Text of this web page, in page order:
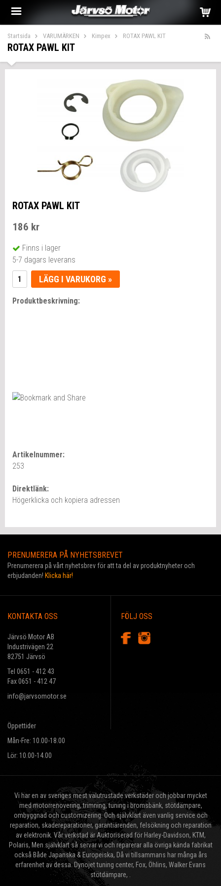
Startsida VARUMÄRKEN Kimpex ROTAX PAWL KIT
ROTAX PAWL KIT
ROTAX PAWL KIT
186 kr
Finns i lager
5-7 dagars leverans
LÄGG I VARUKORG »
Produktbeskrivning:
Artikelnummer:
253
Direktlänk:
Högerklicka och kopiera adressen
PRENUMERERA PÅ NYHETSBREVET
Prenumerera på vårt nyhetsbrev för att ta del av produktnyheter och
erbjudanden! Klicka här!
KONTAKTA OSS
Järvsö Motor AB
Industrivägen 22
82751 Järvsö
Tel 0651 - 412 43
Fax 0651 - 412 47
info@jarvsomotor.se
Öppettider
Mån-Fre: 10.00-18.00
Lör: 10.00-14.00
FÖLJ OSS
Vi har en av sveriges mest välutrustade verkstäder och jobbar mycket
med motorrenovering, trimning, tuning i bromsbänk, stötdämpare,
ombyggnad och customizering. Och självklart även vanlig service och
reparation, skadereparationer, garantiärenden, felsökning och reparation
av elektronik. Vår verkstad är Auktoriserad för Harley-Davidson, KTM,
Polaris, Men självklart så servar vi och reparerar alla övriga kända fabrikat
också Både Japanska & Europeiska, Då vi tillsammans har många års
erfarenhet av dessa. Dynojet tuning center, Fox, Öhlins, Walker Evans
stötdämpare, .